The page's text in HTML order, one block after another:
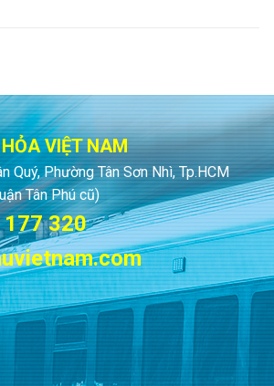
VIỆT NAM
Quý, Phường Tân Sơn Nhì, Tp.HCM
Tân Phú cũ)
320